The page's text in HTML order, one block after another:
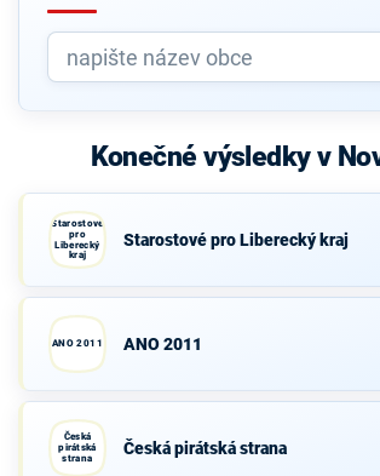
Konečné výsledky v
Starostové
pro
Liberecký
kraj
Starostové pro Liberecký kraj
ANO 2011 ANO 2011
Česká
pirátská
strana
Česká pirátská strana